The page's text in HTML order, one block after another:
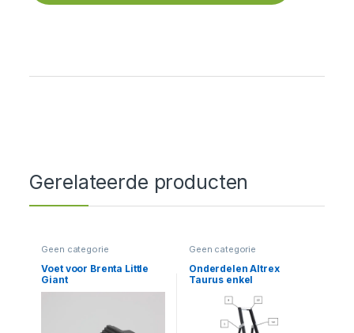
Gerelateerde producten
Geen categorie
Voet voor Brenta Little
Giant
Geen categorie
Onderdelen Altrex
Taurus enkel